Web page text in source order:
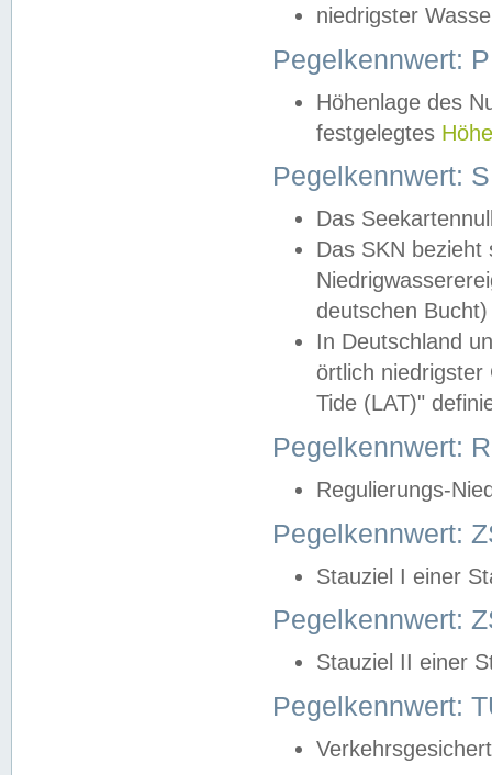
niedrigster
Pegelkennwert:
Höhenlage des
festgelegtes
Pegelkennwert:
Das
Das SKN
deutschen
In Deutschland
örtlich
Tide (LAT)"
Pegelkennwert:
Regulierungs-
Pegelkennwert:
Stauziel I einer
Pegelkennwert:
Stauziel II einer
Pegelkennwert: